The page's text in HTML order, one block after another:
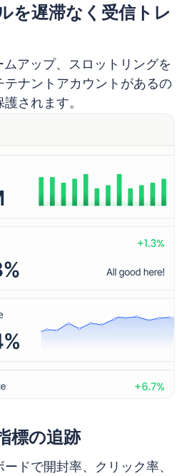
を遅滞なく受信トレ
アップ、スロットリングを
ナントアカウントがあるの
されます。
標の追跡
ドで開封率、クリック率、